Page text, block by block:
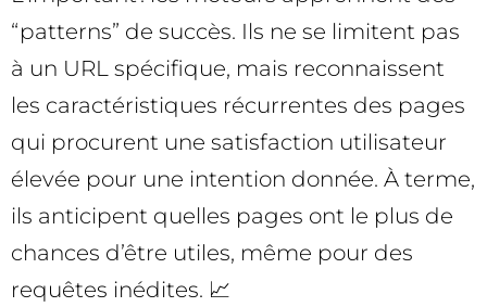
“patterns” de succès. Ils ne se limitent pas
à un URL spécifique, mais reconnaissent
les caractéristiques récurrentes des pages
qui procurent une satisfaction utilisateur
élevée pour une intention donnée. À terme,
ils anticipent quelles pages ont le plus de
chances d’être utiles, même pour des
requêtes inédites. 📈